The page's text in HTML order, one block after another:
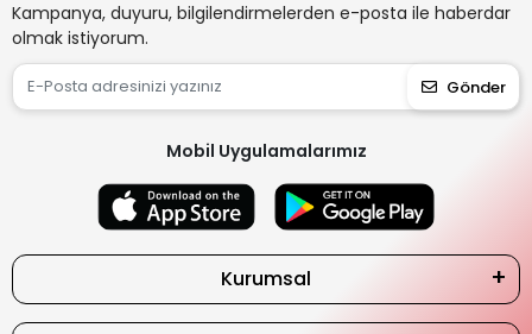
Kampanya, duyuru, bilgilendirmelerden e-posta ile haberdar
olmak istiyorum.
Gönder
Mobil Uygulamalarımız
Kurumsal